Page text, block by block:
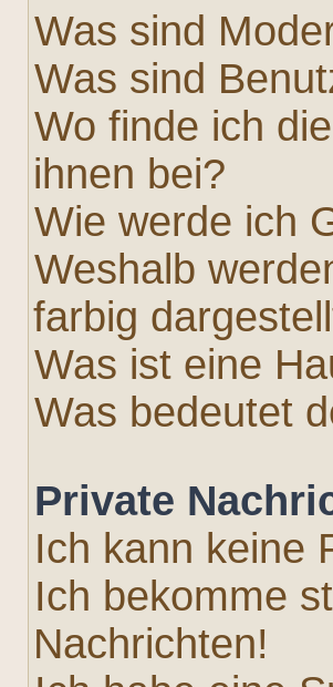
Was sind
Was sind
Wo finde ich
ihnen bei?
Wie werde ich
Weshalb
farbig
Was ist eine
Was bedeutet
Private
Ich kann keine
Ich bekomme
Nachrichten!